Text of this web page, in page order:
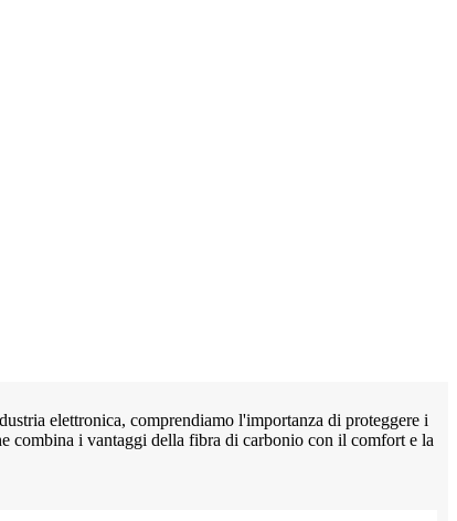
elettronica, comprendiamo l'importanza di proteggere i
combina i vantaggi della fibra di carbonio con il comfort e la